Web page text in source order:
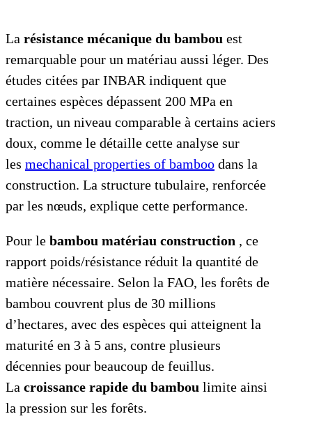
La résistance mécanique du bambou est
remarquable pour un matériau aussi léger. Des
études citées par INBAR indiquent que
certaines espèces dépassent 200 MPa en
traction, un niveau comparable à certains aciers
doux, comme le détaille cette analyse sur
les mechanical properties of bamboo dans la
construction. La structure tubulaire, renforcée
par les nœuds, explique cette performance.
Pour le bambou matériau construction , ce
rapport poids/résistance réduit la quantité de
matière nécessaire. Selon la FAO, les forêts de
bambou couvrent plus de 30 millions
d’hectares, avec des espèces qui atteignent la
maturité en 3 à 5 ans, contre plusieurs
décennies pour beaucoup de feuillus.
La croissance rapide du bambou limite ainsi
la pression sur les forêts.